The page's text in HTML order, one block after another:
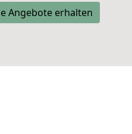
Angebote erhalten